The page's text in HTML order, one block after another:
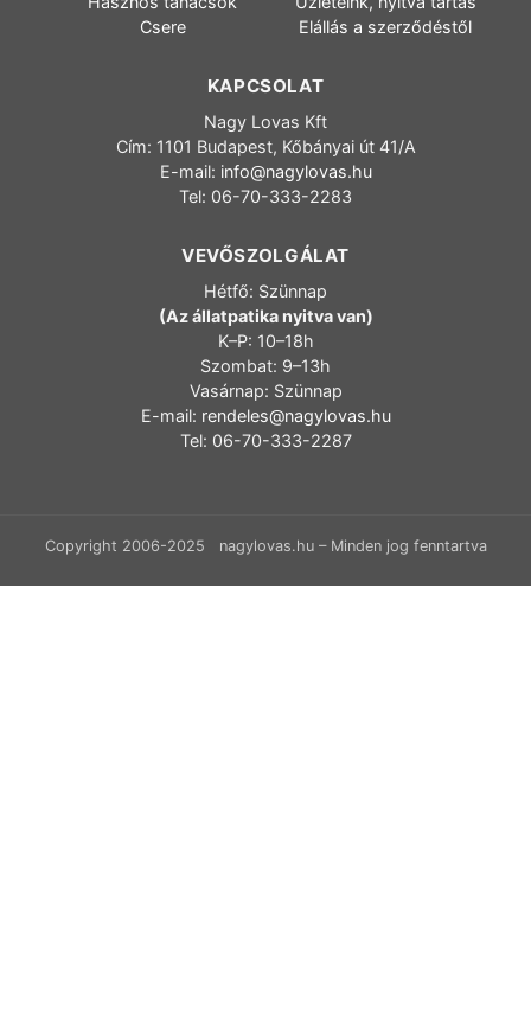
Csere
Elállás a szerződéstől
KAPCSOLAT
Nagy Lovas Kft
Cím: 1101 Budapest, Kőbányai út 41/A
E-mail: info@nagylovas.hu
Tel: 06-70-333-2283
VEVŐSZOLGÁLAT
Hétfő: Szünnap
(Az állatpatika nyitva van)
K–P: 10–18h
Szombat: 9–13h
Vasárnap: Szünnap
E-mail: rendeles@nagylovas.hu
Tel: 06-70-333-2287
Copyright 2006-2025 nagylovas.hu – Minden jog fenntartva